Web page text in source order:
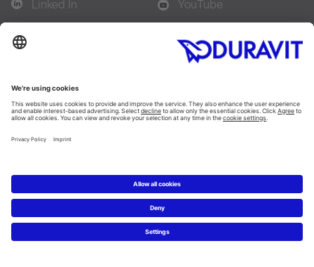
Linked In
YouTube
Français
Italiano
Copyright © 2026 Duravit AG
Impressum|Hinweisgebersystem|
|Datenschutzerklärung
Cookie Einstellungen
Schweiz